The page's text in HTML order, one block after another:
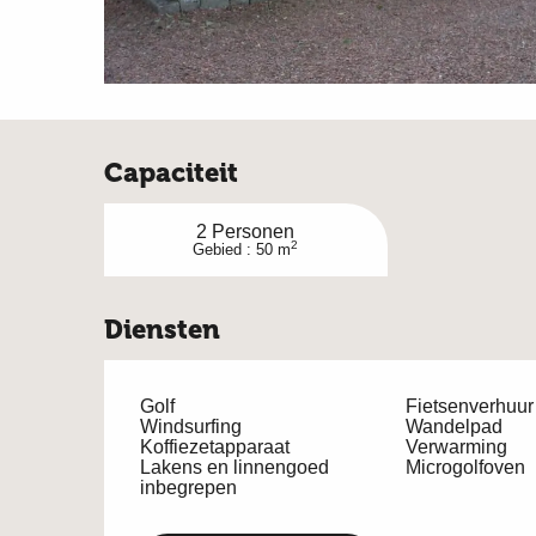
Capaciteit
2 Personen
Gebied : 50 m2
Diensten
Golf Fietsenverhuur
Windsurfing
Wandelpad
Koffiezetapparaat
Verwarming
Lakens en linnengoed
inbegrepen
Microgolfoven